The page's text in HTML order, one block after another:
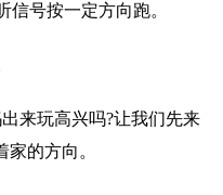
号按一定方向跑。
玩高兴吗?让我们先来
的方向。